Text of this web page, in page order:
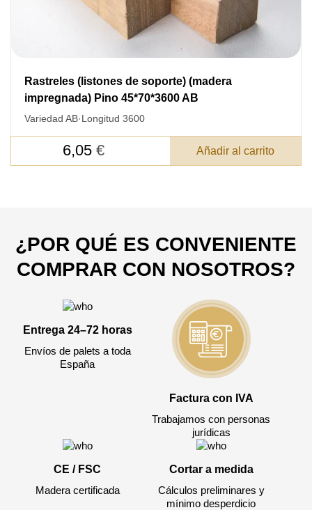
Rastreles (listones de soporte) (madera
impregnada) Pino 45*70*3600 AB
Variedad AB·Longitud 3600
6,05 € Añadir al carrito
¿POR QUÉ ES CONVENIENTE
COMPRAR CON NOSOTROS?
Entrega 24–72 horas
Envíos de palets a toda
España
Factura con IVA
Trabajamos con personas
jurídicas
CE / FSC
Madera certificada
Cortar a medida
Cálculos preliminares y
mínimo desperdicio
datos personales
Total a pagar:
y discutiremos los métodos de pago y entrega.